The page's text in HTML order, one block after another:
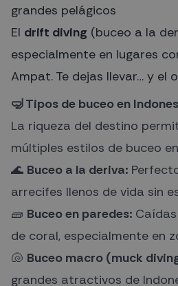
grandes pelágicos
El drift diving (buceo a la
especialmente en lugares
Ampat. Te dejas llevar… y el
🤿 Tipos de buceo en
La riqueza del destino
múltiples estilos de buceo
🌊 Buceo a la deriva:
arrecifes llenos de vida sin
🧱 Buceo en paredes:
de coral, especialmente en
🐚 Buceo macro (muck
grandes atractivos de